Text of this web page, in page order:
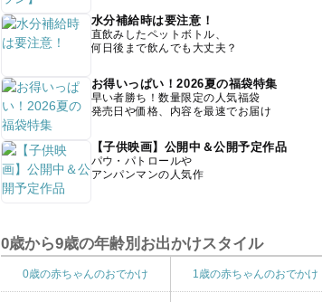
水分補給時は要注意！
直飲みしたペットボトル、
何日後まで飲んでも大丈夫？
お得いっぱい！2026夏の福袋特集
早い者勝ち！数量限定の人気福袋
発売日や価格、内容を最速でお届け
【子供映画】公開中＆公開予定作品
パウ・パトロールや
アンパンマンの人気作
0歳から9歳の年齢別お出かけスタイル
0歳の赤ちゃんのおでかけ 1歳の赤ちゃんのおでかけ